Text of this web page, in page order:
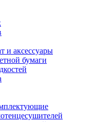
и аксессуары
бумаги